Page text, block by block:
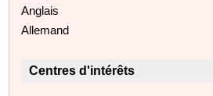
Anglais
Allemand
Centres d'intérêts